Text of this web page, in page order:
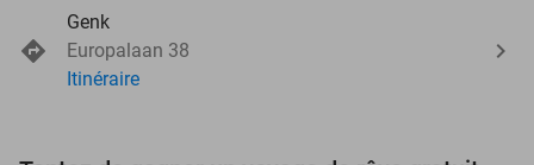
Genk
Europalaan 38
Itinéraire